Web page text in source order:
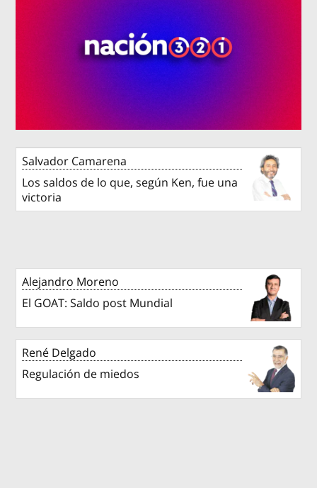
Salvador Camarena
Los saldos de lo que, según Ken, fue una
victoria
Alejandro Moreno
El GOAT: Saldo post Mundial
René Delgado
Regulación de miedos